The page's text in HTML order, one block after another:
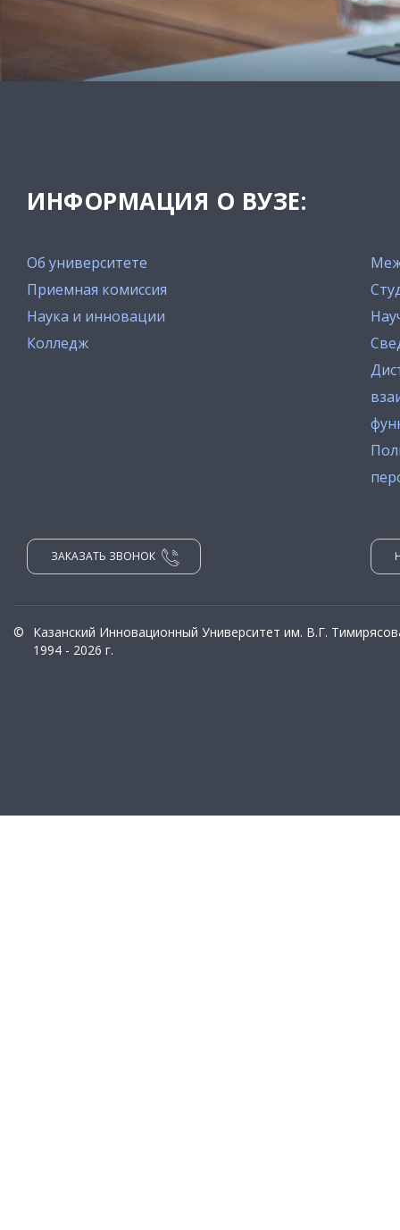
ИНФОРМАЦИЯ О ВУЗЕ:
Об университете
Приемная комиссия
Наука и инновации
Колледж
ЗАКАЗАТЬ ЗВОНОК
©
Казанский Инновационный Университет им. В.Г.
1994 - 2026 г.